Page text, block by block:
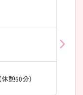
憩60分）